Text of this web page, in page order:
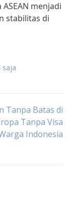
menjadi
stabilitas di
saja
Tanpa Batas di
Tanpa Visa
Indonesia